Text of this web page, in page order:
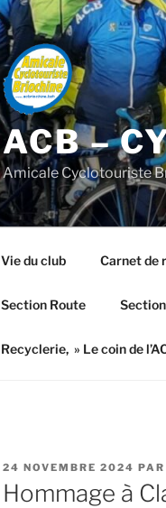
ACB –
Amicale Cyclotouriste
Vie du club Carnet de
Section Route
Recyclerie, » Le coin de
PUBLIÉ
LE
24 NOVEMBRE 2024 PAR
Hommage à